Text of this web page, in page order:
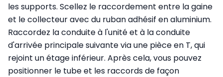
les supports. Scellez le raccordement entre la gaine
et le collecteur avec du ruban adhésif en aluminium.
Raccordez la conduite à l'unité et à la conduite
d'arrivée principale suivante via une pièce en T, qui
rejoint un étage inférieur. Après cela, vous pouvez
positionner le tube et les raccords de façon